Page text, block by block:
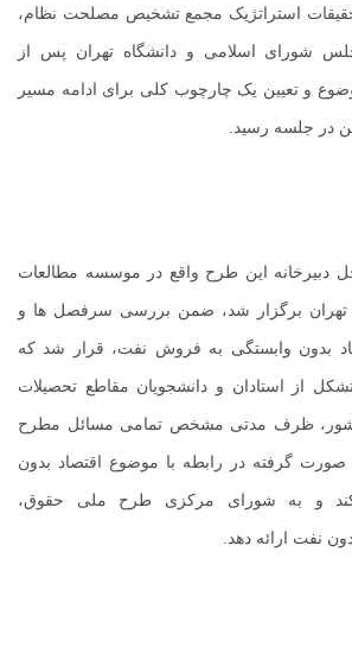
استراتژیک مجمع تشخیص مصلحت نظام،
شورای اسلامی و دانشگاه تهران پس از
و تعیین یک چارچوب کلی برای ادامه مسیر
در جلسه رسید.
دبیرخانه این طرح واقع در موسسه مطالعات
تهران برگزار شد، ضمن بررسی سرفصل ها و
بدون وابستگی به فروش نفت، قرار شد که
از استادان و دانشجویان مقاطع تحصیلات
کشور، ظرف مدتی مشخص تمامی مسائل مطرح
گرفته در رابطه با موضوع اقتصاد بدون
و به شورای مرکزی طرح ملی حقوق،
نفت ارائه دهد.